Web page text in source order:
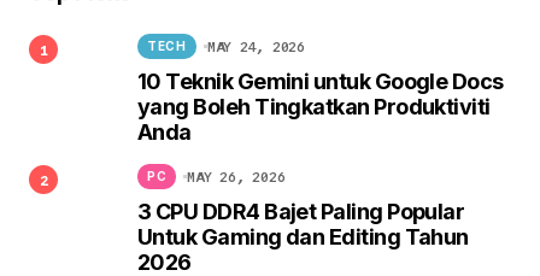
10 Teknik Gemini untuk Google Docs
yang Boleh Tingkatkan Produktiviti
Anda
TECH MAY 24, 2026
3 CPU DDR4 Bajet Paling Popular
Untuk Gaming dan Editing Tahun
2026
PC MAY 26, 2026